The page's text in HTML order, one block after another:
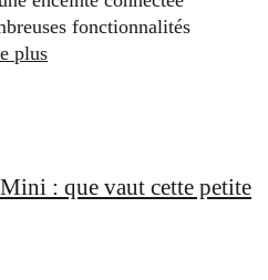
fonctionnalités
plus
: que vaut cette petite